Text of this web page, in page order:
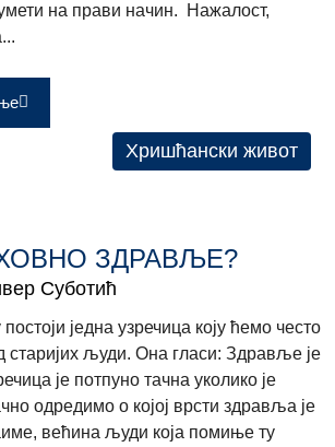
на прави начин. Нажалост,
Хришћански живот
ЗДРАВЉЕ?
Суботић
једна узречица коју ћемо често
старијих људи. Она гласи: Здравље је
је потпуно тачна уколико је
одредимо о којој врсти здравља је
већина људи која помиње ту